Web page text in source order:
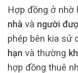
Hợp đồng ở nhờ
nhà và người
phép bên kia sử
hạn và thường
hợp đồng thuê